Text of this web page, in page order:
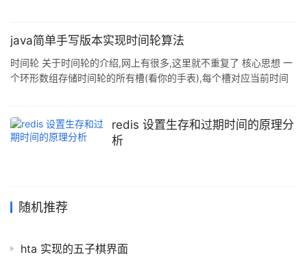
目中有一些查询数据需要缓存到Redis中,其中有一些缓存是固定数据
就更新一次,这时就需要设置过期时间
java简单手写版本实现时间轮算法
时间轮 关于时间轮的介绍,网上有很多,这里就不重复了 核心思想 一
个环形数组存储时间轮的所有槽(看你的手表),每个槽对应当前时间
念) 每个槽对应一个环形链表存储该时间应该被执行的任务 需要一
个线程去驱动指针运转,获取到期任务 以下给出java 简单手写版本实
redis 设置生存和过期时间的原理分
析
随机推荐
hta 实现的五子棋界面